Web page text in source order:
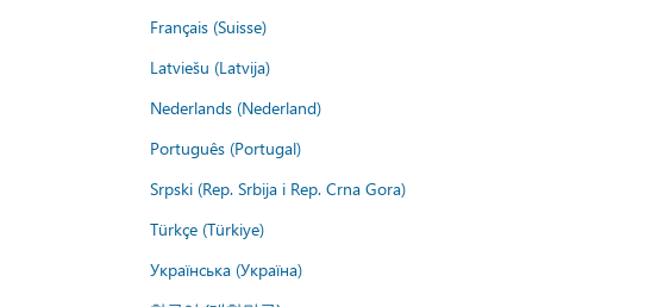
Français (Suisse)
Latviešu (Latvija)
Nederlands (Nederland)
Português (Portugal)
Srpski (Rep. Srbija i Rep. Crna Gora)
Türkçe (Türkiye)
Українська (Україна)